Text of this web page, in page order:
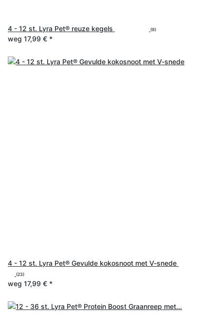
4 - 12 st. Lyra Pet® reuze kegels (9)
weg 17,99 € *
4 - 12 st. Lyra Pet® Gevulde kokosnoot met V-snede
(23)
weg 17,99 € *